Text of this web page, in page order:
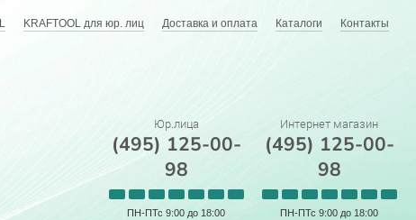
KRAFTOOL для юр. лиц Доставка и оплата Каталоги Контакты
Юр.лица
(495) 125-00-
98
ПН-ПТс 9:00 до 18:00
Интернет магазин
(495) 125-00-
98
ПН-ПТс 9:00 до 18:00